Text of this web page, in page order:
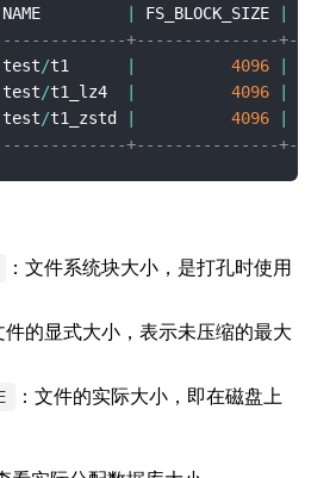
NAME FS_BLOCK_SIZE
+---------------
test/t1 4096
test/t1_lz4 4096
test/t1_zstd 4096
+---------------
：文件系统块大小，是打孔时使用
件的显式大小，表示未压缩的最大
：文件的实际大小，即在磁盘上